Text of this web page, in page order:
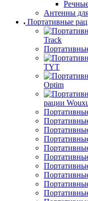
Антенны
Портативные
Track
TYT
Optim
рации